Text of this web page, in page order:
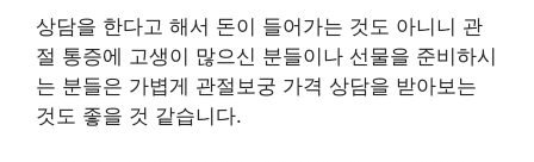
상담을 한다고 해서 돈이 들어가는 것도 아니니 관
절 통증에 고생이 많으신 분들이나 선물을 준비하시
는 분들은 가볍게 관절보궁 가격 상담을 받아보는
것도 좋을 것 같습니다.